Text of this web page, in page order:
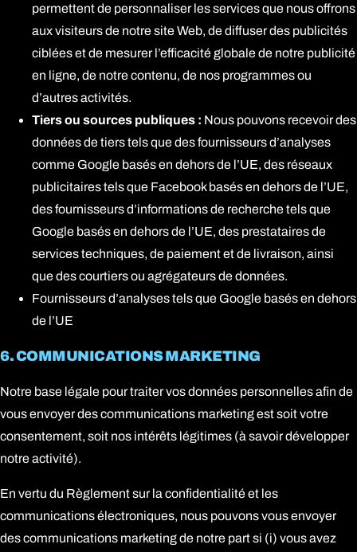
permettent de personnaliser les services que nous offrons
aux visiteurs de notre site Web, de diffuser des publicités
ciblées et de mesurer l’efficacité globale de notre publicité
en ligne, de notre contenu, de nos programmes ou
d’autres activités.
Tiers ou sources publiques : Nous pouvons recevoir des
données de tiers tels que des fournisseurs d’analyses
comme Google basés en dehors de l’UE, des réseaux
publicitaires tels que Facebook basés en dehors de l’UE,
des fournisseurs d’informations de recherche tels que
Google basés en dehors de l’UE, des prestataires de
services techniques, de paiement et de livraison, ainsi
que des courtiers ou agrégateurs de données.
Fournisseurs d’analyses tels que Google basés en dehors
de l’UE
6. COMMUNICATIONS MARKETING
Notre base légale pour traiter vos données personnelles afin de
vous envoyer des communications marketing est soit votre
consentement, soit nos intérêts légitimes (à savoir développer
notre activité).
En vertu du Règlement sur la confidentialité et les
communications électroniques, nous pouvons vous envoyer
des communications marketing de notre part si (i) vous avez